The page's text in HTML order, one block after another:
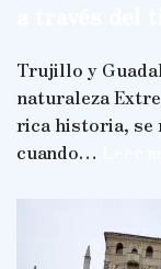
Trujillo y
naturaleza
rica historia, se
cuando…